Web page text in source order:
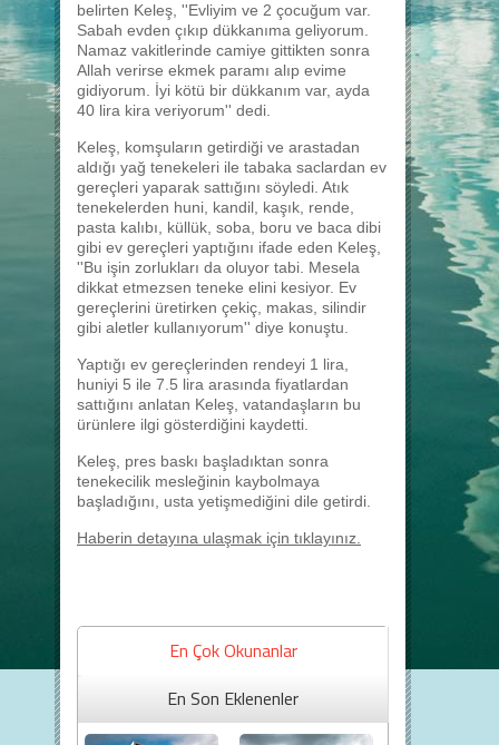
belirten Keleş, ''Evliyim ve 2 çocuğum var.
Sabah evden çıkıp dükkanıma geliyorum.
Namaz vakitlerinde camiye gittikten sonra
Allah verirse ekmek paramı alıp evime
gidiyorum. İyi kötü bir dükkanım var, ayda
40 lira kira veriyorum'' dedi.
Keleş, komşuların getirdiği ve arastadan
aldığı yağ tenekeleri ile tabaka saclardan ev
gereçleri yaparak sattığını söyledi. Atık
tenekelerden huni, kandil, kaşık, rende,
pasta kalıbı, küllük, soba, boru ve baca dibi
gibi ev gereçleri yaptığını ifade eden Keleş,
''Bu işin zorlukları da oluyor tabi. Mesela
dikkat etmezsen teneke elini kesiyor. Ev
gereçlerini üretirken çekiç, makas, silindir
gibi aletler kullanıyorum'' diye konuştu.
Yaptığı ev gereçlerinden rendeyi 1 lira,
huniyi 5 ile 7.5 lira arasında fiyatlardan
sattığını anlatan Keleş, vatandaşların bu
ürünlere ilgi gösterdiğini kaydetti.
Keleş, pres baskı başladıktan sonra
tenekecilik mesleğinin kaybolmaya
başladığını, usta yetişmediğini dile getirdi.
Haberin detayına ulaşmak için tıklayınız.
En Çok Okunanlar
En Son Eklenenler